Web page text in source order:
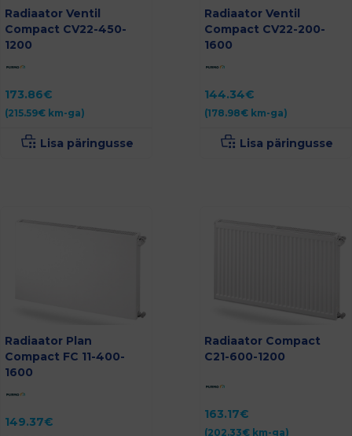
Radiaator Ventil
Compact CV22-450-
1200
173.86€
(215.59€ km-ga)
Lisa päringusse
Radiaator Ventil
Compact CV22-200-
1600
144.34€
(178.98€ km-ga)
Lisa päringusse
Radiaator Plan
Compact FC 11-400-
1600
149.37€
Radiaator Compact
C21-600-1200
163.17€
(202.33€ km-ga)